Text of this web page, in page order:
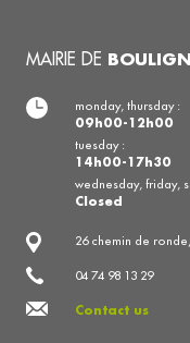
MAIRIE DE
26 chemin de
04 74 98 13 29
Contact us
monday, thursday :
09h00-12h00
tuesday :
14h00-17h30
wednesday, friday,
Closed